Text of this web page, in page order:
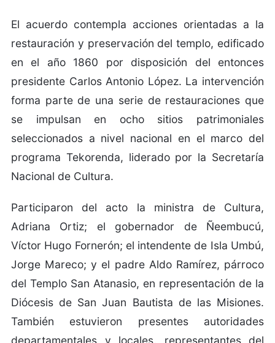
El acuerdo contempla acciones orientadas a la
restauración y preservación del templo, edificado
en el año 1860 por disposición del entonces
presidente Carlos Antonio López. La intervención
forma parte de una serie de restauraciones que
se impulsan en ocho sitios patrimoniales
seleccionados a nivel nacional en el marco del
programa Tekorenda, liderado por la Secretaría
Nacional de Cultura.
Participaron del acto la ministra de Cultura,
Adriana Ortiz; el gobernador de Ñeembucú,
Víctor Hugo Fornerón; el intendente de Isla Umbú,
Jorge Mareco; y el padre Aldo Ramírez, párroco
del Templo San Atanasio, en representación de la
Diócesis de San Juan Bautista de las Misiones.
También estuvieron presentes autoridades
departamentales y locales, representantes del